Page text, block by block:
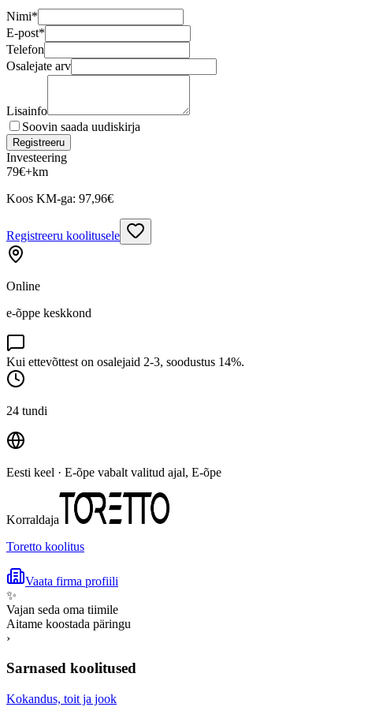
Nimi*
E-post*
Telefon
Osalejate arv
Lisainfo
Soovin saada uudiskirja
Registreeru
Investeering
79€+km
Koos KM-ga: 97,96€
Registreeru koolitusele
Online
e-õppe keskkond
Kui ettevõttest on osalejaid 2-3, soodustus 14%.
24 tundi
Eesti keel · E-õpe vabalt valitud ajal, E-õpe
Korraldaja
Toretto koolitus
Vaata firma profiili
✨
Vajan seda oma tiimile
Aitame koostada päringu
›
Sarnased koolitused
Kokandus, toit ja jook